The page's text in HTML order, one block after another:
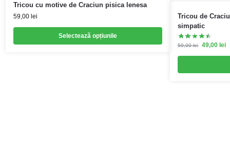
Tricou cu motive de Craciun pisica lenesa
59,00 lei
Selectează opțiunile
Tricou de
simpatic
59,00lei 49,00 lei